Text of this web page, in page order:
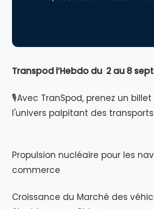
Transpod l’Hebdo du 2 au 8
🎙Avec TranSpod, prenez un billet
l'univers palpitant des
Propulsion nucléaire pour les
commerce
Croissance du Marché des